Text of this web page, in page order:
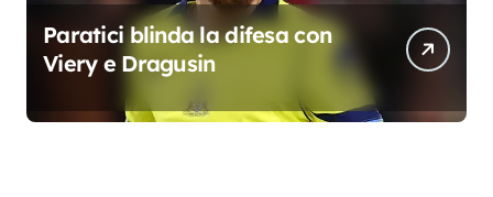
Paratici blinda la difesa con
Viery e Dragusin